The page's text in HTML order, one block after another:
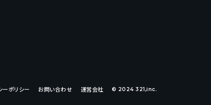
ーポリシー お問い合わせ 運営会社 © 2024 321,inc.